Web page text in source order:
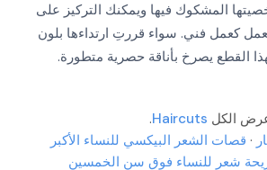
المشكوك فيها ويمكنك التركيز على
كعمل فني. سواء قررتِ ارتداءها بلون
القطع يصرخ بأناقة حصرية متطورة.
الكل Haircuts
.
· قصات الشعر البيكسي للنساء الأكبر